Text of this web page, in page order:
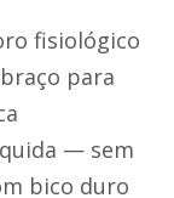
fisiológico
para
— sem
bico duro